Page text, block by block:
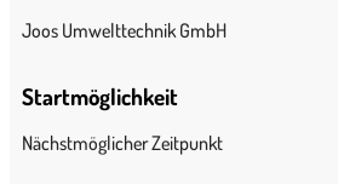
Joos Umwelttechnik GmbH
Startmöglichkeit
Nächstmöglicher Zeitpunkt